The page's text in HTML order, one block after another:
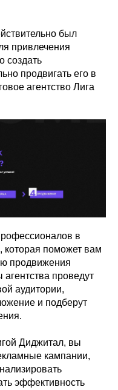
был
привлечения
создать
продвигать его в
агентство Лига
в
которая поможет вам
продвижения
проведут
аудитории,
и подберут
Диджитал, вы
кампании,
эффективность